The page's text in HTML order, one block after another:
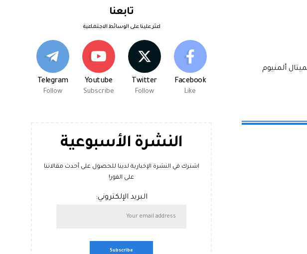
ألمنيوم
تابعنا
اعثر علينا على الوسائط الاجتماعية
Facebook
Like
Twitter
Follow
Youtube
Subscribe
Telegram
Follow
النشرة الأسبوعية
اشترك في النشرة الإخبارية لدينا للحصول على أحدث مقالاتنا
على الفور!
البريد الإلكتروني: